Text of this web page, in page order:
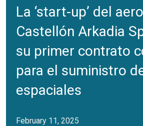
La ‘start-up’ del
Castellón Arkadia
su primer contrato
para el suministro
espaciales
February 11, 2025